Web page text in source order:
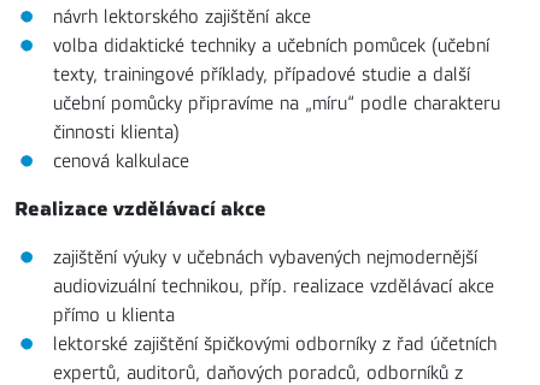
návrh lektorského zajištění akce
volba didaktické techniky a učebních pomůcek (učební
texty, trainingové příklady, případové studie a další
učební pomůcky připravíme na „míru“ podle charakteru
činnosti klienta)
cenová kalkulace
Realizace vzdělávací akce
zajištění výuky v učebnách vybavených nejmodernější
audiovizuální technikou, příp. realizace vzdělávací akce
přímo u klienta
lektorské zajištění špičkovými odborníky z řad účetních
expertů, auditorů, daňových poradců, odborníků z